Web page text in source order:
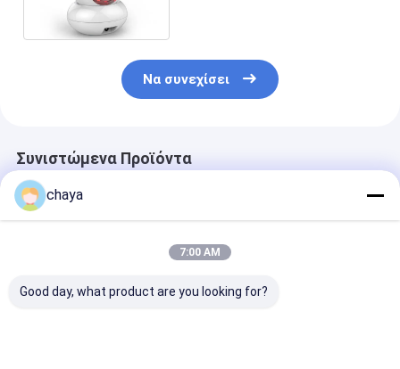
Να συνεχίσει
Συνιστώμενα Προϊόντα
chaya
7:00 AM
Good day, what product are you looking for?